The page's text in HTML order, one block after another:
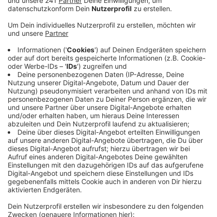
Anzeige
In dem Zimmer des Bewohners war das Bett in Brand
geraten, ein Sauerstoffgerät beschleunigte das Feuer
zusätzlich und es kam zu starken Rauchentwicklungen.
Zwei Pflegekräfte des Hospizes reagierten schnell:
Sie löschten das Feuer und alarmierten den
Rettungsdients. Die Rettungskräfte übernahmen nach
der Ankunft sofort die medizinische Versorgung des
Bewohners, sie konnten ihm aber nicht mehr helfen.
Die Pflegekräfte atmeten bei der Löschaktion
Rauchgase ein und mussten in ein Krankenhaus
gebracht werden. Warum das Feuer ausgebrochen ist,
ist noch unklar, die Kriminalpolizei hat die Ermittlungen
aufgenommen.
SL